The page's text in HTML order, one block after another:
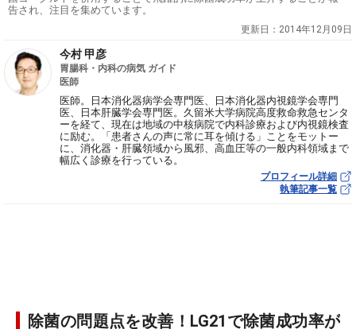
告され、注目を集めています。
更新日： 2014年12月09日
今村 甲彦
胃腸科・内科の病気 ガイド
医師
医師。日本消化器病学会専門医、日本消化器内視鏡学会専門
医、日本肝臓学会専門医。久留米大学病院高度救命救急センタ
ーを経て、現在は地域の中核病院で内科診療および内視鏡検査
に励む。「患者さんの声に常に耳を傾ける」ことをモットー
に、消化器・肝臓領域から風邪、高血圧等の一般内科領域まで
幅広く診療を行っている。
プロフィール詳細
執筆記事一覧
除菌の問題点を改善！LG21で除菌成功率が